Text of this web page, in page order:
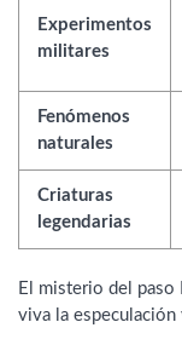
Experimentos
militares
Fenómenos
naturales
Criaturas
legendarias
El misterio del
viva la